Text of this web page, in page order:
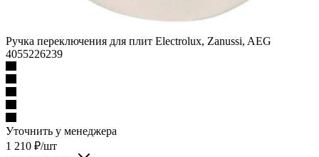
4055226239
Уточнить у менеджера
1 210₽/шт
Варианты цен